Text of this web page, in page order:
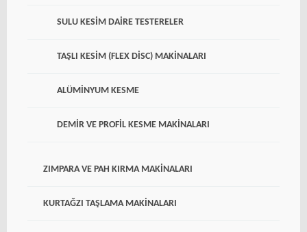
SULU KESIM DAIRE TESTERELER
TAŞLI KESIM (FLEX DISC) MAKINALARI
ALÜMINYUM KESME
DEMIR VE PROFIL KESME MAKINALARI
ZIMPARA VE PAH KIRMA MAKINALARI
KURTAĞZI TAŞLAMA MAKINALARI